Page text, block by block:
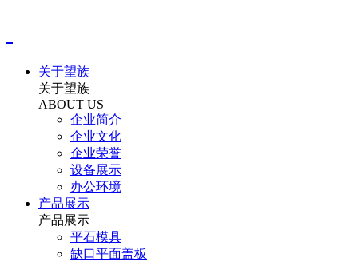
关于望族
关于望族
ABOUT US
企业简介
企业文化
企业荣誉
设备展示
办公环境
产品展示
产品展示
平石模具
缺口平面盖板